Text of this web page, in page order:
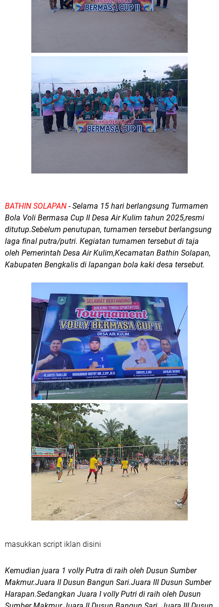
BATHIN SOLAPAN - Selama 15 hari berlangsung Turmamen
Bola Voli Bermasa Cup II Desa Air Kulim tahun 2025,resmi
ditutup.Sebelum penutupan, turnamen tersebut berlangsung
laga final putra/putri. Kegiatan turnamen tersebut di taja
oleh Pemerintah Desa Air Kulim,Kecamatan Bathin Solapan,
Kabupaten Bengkalis di lapangan bola kaki desa tersebut.
masukkan script iklan disini
Kemudian juara 1 volly Putra di raih oleh Dusun Sumber
Makmur.Juara II Dusun Bangun Sari.Juara III Dusun Sumber
Harapan.Sedangkan Juara I volly Putri di raih oleh Dusun